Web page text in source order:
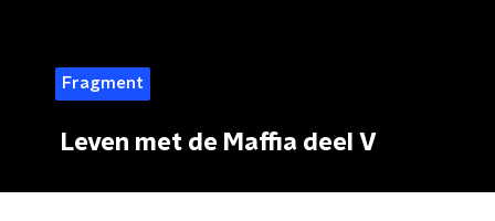
Fragment
Leven met de Maffia deel V